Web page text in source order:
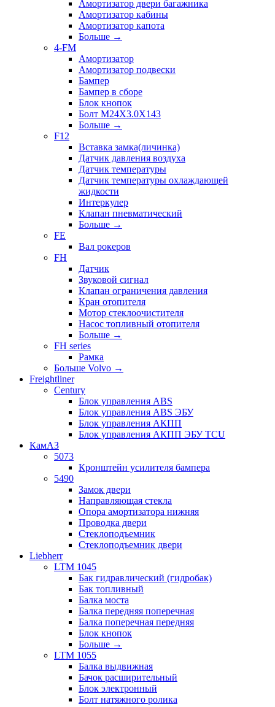
Амортизатор двери багажника
Амортизатор кабины
Амортизатор капота
Больше →
4-FM
Амортизатор
Амортизатор подвески
Бампер
Бампер в сборе
Блок кнопок
Болт M24X3.0X143
Больше →
F12
Вставка замка(личинка)
Датчик давления воздуха
Датчик температуры
Датчик температуры охлаждающей
жидкости
Интеркулер
Клапан пневматический
Больше →
FE
Вал рокеров
FH
Датчик
Звуковой сигнал
Клапан ограничения давления
Кран отопителя
Мотор стеклоочистителя
Насос топливный отопителя
Больше →
FH series
Рамка
Больше Volvo →
Freightliner
Century
Блок управления ABS
Блок управления ABS ЭБУ
Блок управления АКПП
Блок управления АКПП ЭБУ TCU
КамАЗ
5073
Кронштейн усилителя бампера
5490
Замок двери
Направляющая стекла
Опора амортизатора нижняя
Проводка двери
Стеклоподъемник
Стеклоподъемник двери
Liebherr
LTM 1045
Бак гидравлический (гидробак)
Бак топливный
Балка моста
Балка передняя поперечная
Балка поперечная передняя
Блок кнопок
Больше →
LTM 1055
Балка выдвижная
Бачок расширительный
Блок электронный
Болт натяжного ролика